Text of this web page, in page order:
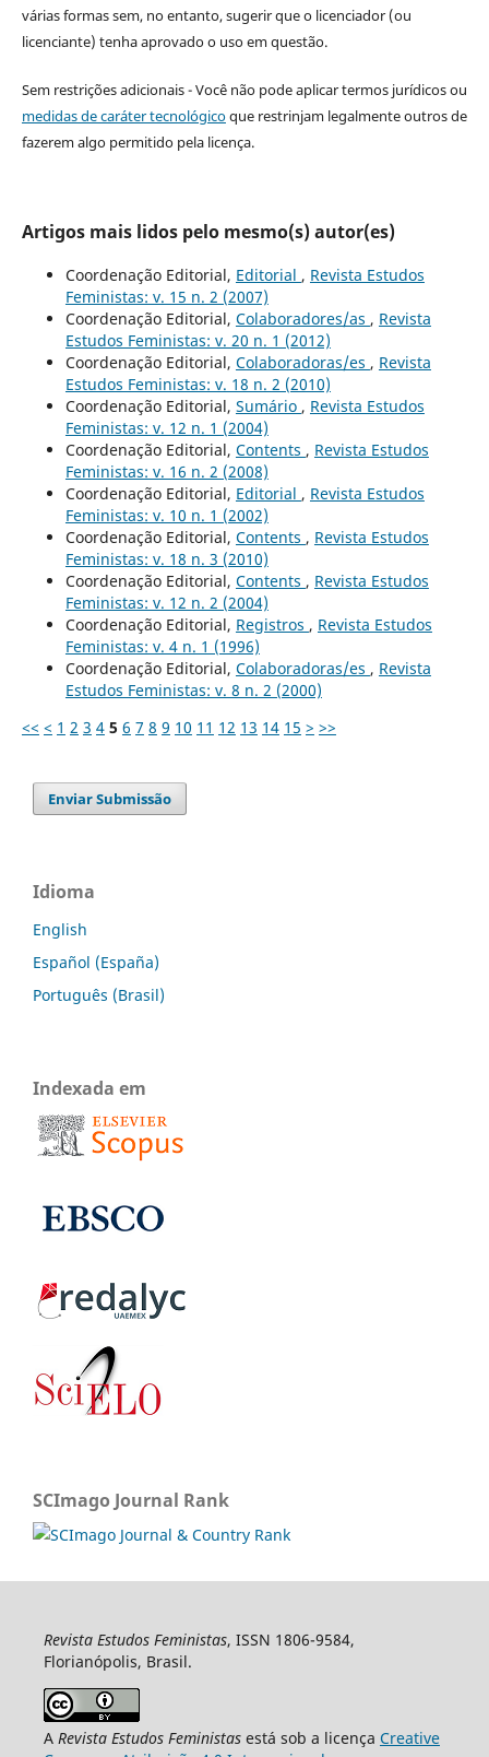
várias formas sem, no entanto, sugerir que o licenciador (ou
licenciante) tenha aprovado o uso em questão.
Sem restrições adicionais - Você não pode aplicar termos jurídicos ou
medidas de caráter tecnológicoque restrinjam legalmente outros de
fazerem algo permitido pela licença.
Artigos mais lidos pelo mesmo(s) autor(es)
Coordenação Editorial, Editorial , Revista Estudos
Feministas: v. 15 n. 2 (2007)
Coordenação Editorial, Colaboradores/as , Revista
Estudos Feministas: v. 20 n. 1 (2012)
Coordenação Editorial, Colaboradoras/es , Revista
Estudos Feministas: v. 18 n. 2 (2010)
Coordenação Editorial, Sumário , Revista Estudos
Feministas: v. 12 n. 1 (2004)
Coordenação Editorial, Contents , Revista Estudos
Feministas: v. 16 n. 2 (2008)
Coordenação Editorial, Editorial , Revista Estudos
Feministas: v. 10 n. 1 (2002)
Coordenação Editorial, Contents , Revista Estudos
Feministas: v. 18 n. 3 (2010)
Coordenação Editorial, Contents , Revista Estudos
Feministas: v. 12 n. 2 (2004)
Coordenação Editorial, Registros , Revista Estudos
Feministas: v. 4 n. 1 (1996)
Coordenação Editorial, Colaboradoras/es , Revista
Estudos Feministas: v. 8 n. 2 (2000)
<< < 1 2 3 4 5 6 7 8 9 10 11 12 13 14 15 > >>
Enviar Submissão
Idioma
English
Español (España)
Português (Brasil)
Indexada em
SCImago Journal Rank
Revista Estudos Feministas, ISSN 1806-9584,
Florianópolis, Brasil.
A Revista Estudos Feministasestá sob a licença Creative